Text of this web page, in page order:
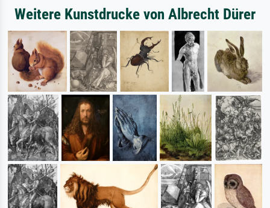
Weitere Kunstdrucke von Albrecht Dürer